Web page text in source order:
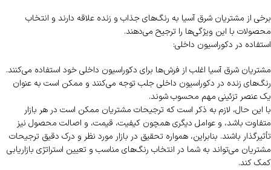
برخی از مشتریان شرق آسیا به رنگ‌های جذاب و زنده علاقه دارند و انتخاب
محصولات با این ویژگی‌ها را ترجیح می‌دهند.
استفاده در دکوراسیون داخلی:
مشتریان شرق آسیا اغلب از فرش‌ها برای دکوراسیون داخلی خود استفاده می‌کنند.
رنگ‌های زنده در دکوراسیون داخلی جلب توجه می‌کنند و ممکن است به عنوان
یک عنصر تزئینی مهم محسوب شوند.
با این حال، لازم به ذکر است که ترجیحات مشتریان ممکن است در هر بازار
متفاوت باشد، و عوامل دیگری همچون کیفیت، قیمت، و اصالت محصول نیز
تأثیرگذار باشند. بنابراین، همواره تحقیق در بازار مورد نظر و درک دقیق ترجیحات
مشتریان می‌تواند به شما در انتخاب رنگ‌های مناسب و تعیین استراتژی بازاریابی
کمک کند.